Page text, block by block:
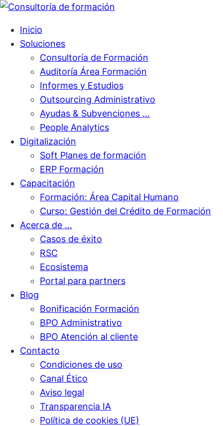
Inicio
Soluciones
Consultoría de Formación
Auditoría Área Formación
Informes y Estudios
Outsourcing Administrativo
Ayudas & Subvenciones …
People Analytics
Digitalización
Soft Planes de formación
ERP Formación
Capacitación
Formación: Área Capital Humano
Curso: Gestión del Crédito de Formación
Acerca de …
Casos de éxito
RSC
Ecosistema
Portal para partners
Blog
Bonificación Formación
BPO Administrativo
BPO Atención al cliente
Contacto
Condiciones de uso
Canal Ético
Aviso legal
Transparencia IA
Política de cookies (UE)